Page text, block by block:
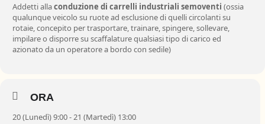
Addetti allaconduzione di carrelli industriali semoventi (ossia
qualunque veicolo su ruote ad esclusione di quelli circolanti su
rotaie, concepito per trasportare, trainare, spingere, sollevare,
impilare o disporre su scaffalature qualsiasi tipo di carico ed
azionato da un operatore a bordo con sedile)
ORA
20 (Lunedì) 9:00 - 21 (Martedì) 13:00